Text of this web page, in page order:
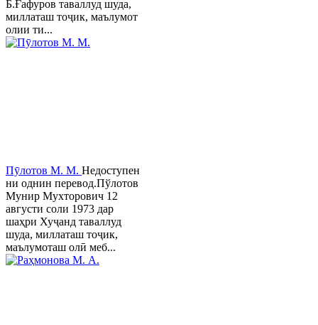
Б.Ғафуров таваллуд шуда,
миллаташ тоҷик, маълумот
олии ти...
Пӯлотов М. М. Недоступен
ни однин перевод.Пўлотов
Мунир Мухторович 12
августи соли 1973 дар
шаҳри Хуҷанд таваллуд
шуда, миллаташ тоҷик,
маълумоташ олӣ меб...